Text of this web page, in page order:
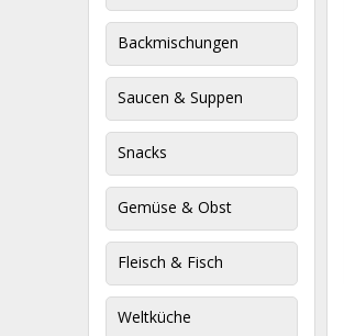
Backmischungen
Saucen & Suppen
Snacks
Gemüse & Obst
Fleisch & Fisch
Weltküche